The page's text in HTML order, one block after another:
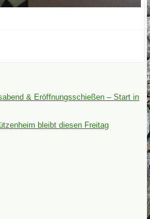
& Eröffnungsschießen – Start in
bleibt diesen Freitag